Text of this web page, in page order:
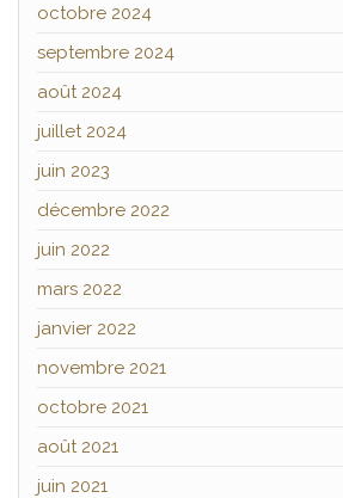
octobre 2024
septembre 2024
août 2024
juillet 2024
juin 2023
décembre 2022
juin 2022
mars 2022
janvier 2022
novembre 2021
octobre 2021
août 2021
juin 2021